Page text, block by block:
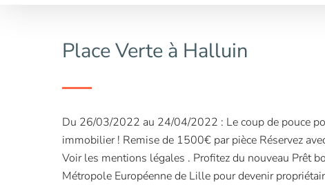
Place Verte à Halluin
Du 26/03/2022 au 24/04/2022 : Le coup de pouce
immobilier ! Remise de 1500€ par pièce Réservez
Voir les mentions légales . Profitez du nouveau Prêt
Métropole Européenne de Lille pour devenir